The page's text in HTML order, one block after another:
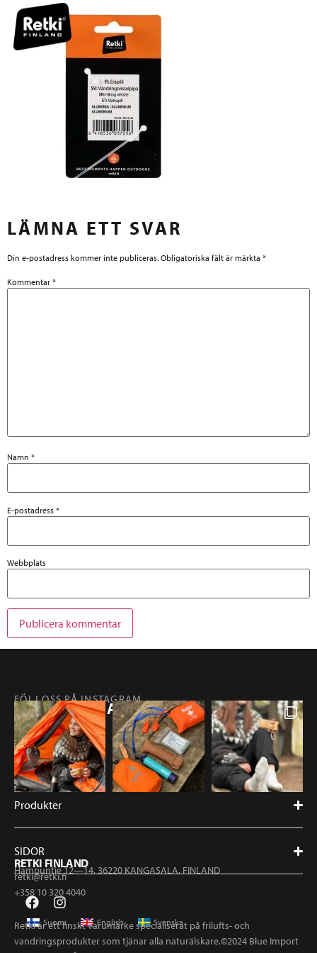
LÄMNA ETT SVAR
Din e-postadress kommer inte publiceras. Obligatoriska fält är märkta *
Kommentar *
Namn *
E-postadress *
Webbplats
FÖLJ OSS PÅ INSTAGRAM
@RETKIFINLAND
Produkter
SIDOR
RETKI FINLAND
Hampuntie 12—14, 36220 KANGASALA, FINLAND
retki@retki.fi
+358 10 320 4040
Suomi English Svenska
Retki är ett finskt varumärke specialiserat på frilufts- och
vandringsprodukter som tjänar alla naturälskare.©2024 Blue Import